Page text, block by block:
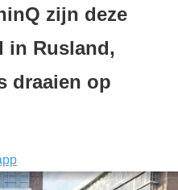
zijn deze
in Rusland,
draaien op